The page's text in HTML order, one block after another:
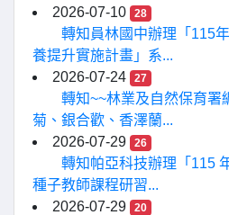
2026-07-10
28
轉知員林國中辦理「115
養提升實施計畫」系...
2026-07-24
27
轉知~~林業及自然保育署
菊、銀合歡、香澤蘭...
2026-07-29
26
轉知帕亞科技辦理「115
種子教師課程研習...
2026-07-29
20